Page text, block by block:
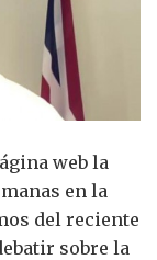
web la
en la
del reciente
sobre la